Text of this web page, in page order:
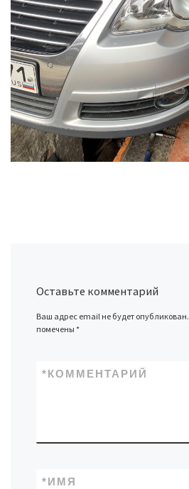
Оставьте комментарий
Ваш адрес email не будет опубликован.
помечены*
КОММЕНТАРИЙ
*
ИМЯ
*